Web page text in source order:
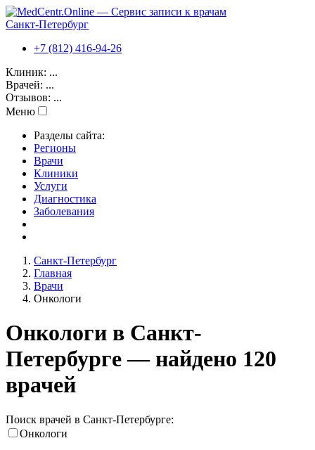
Санкт-Петербург
+7 (812) 416-94-26
Клиник: ...
Врачей: ...
Отзывов: ...
Меню
Разделы сайта:
Регионы
Врачи
Клиники
Услуги
Диагностика
Заболевания
Санкт-Петербург
Главная
Врачи
Онкологи
Онкологи в Санкт-
Петербурге — найдено 120
врачей
Поиск врачей в Санкт-Петербурге:
Онкологи